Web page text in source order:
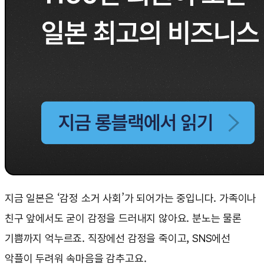
지금 일본은 ‘감정 소거 사회’가 되어가는 중입니다. 가족이나
친구 앞에서도 굳이 감정을 드러내지 않아요. 분노는 물론
기쁨까지 억누르죠. 직장에선 감정을 죽이고, SNS에선
악플이 두려워 속마음을 감추고요.